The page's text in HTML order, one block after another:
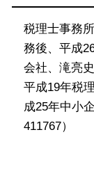
税理士事務
務後、平成
会社、滝亮
平成19年税
成25年中小
411767）